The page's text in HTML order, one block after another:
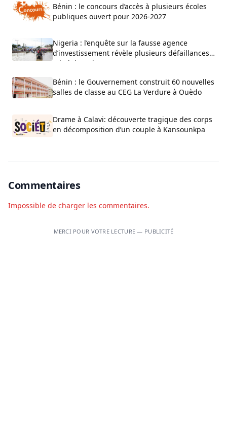
Bénin : le concours d’accès à plusieurs écoles
publiques ouvert pour 2026-2027
Nigeria : l’enquête sur la fausse agence
d’investissement révèle plusieurs défaillances
administratives
Bénin : le Gouvernement construit 60 nouvelles
salles de classe au CEG La Verdure à Ouèdo
Drame à Calavi: découverte tragique des corps
en décomposition d’un couple à Kansounkpa
Commentaires
Impossible de charger les commentaires.
MERCI POUR VOTRE LECTURE — PUBLICITÉ